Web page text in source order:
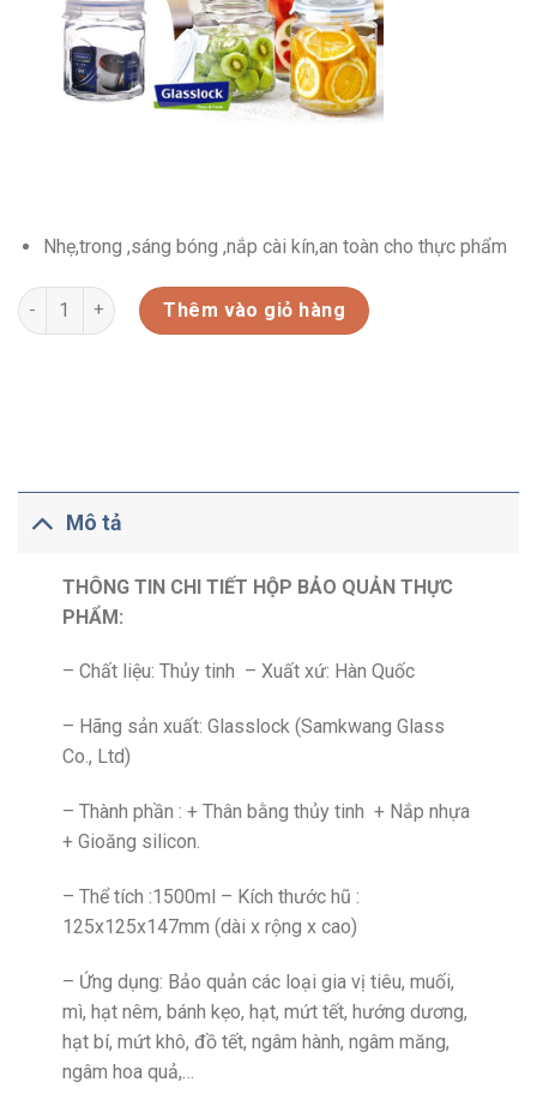
Nhẹ,trong ,sáng bóng ,nắp cài kín,an toàn cho thực phẩm
HŨ THỦY TINH NẮP CÀI (IP591) số lượng
Thêm vào giỏ hàng
Mô tả
THÔNG TIN CHI TIẾT HỘP BẢO QUẢN THỰC
PHẨM:
– Chất liệu: Thủy tinh – Xuất xứ: Hàn Quốc
– Hãng sản xuất: Glasslock (Samkwang Glass
Co., Ltd)
– Thành phần : + Thân bằng thủy tinh + Nắp nhựa
+ Gioăng silicon.
– Thể tích :1500ml – Kích thước hũ :
125x125x147mm (dài x rộng x cao)
– Ứng dụng: Bảo quản các loại gia vị tiêu, muối,
mì, hạt nêm, bánh kẹo, hạt, mứt tết, hướng dương,
hạt bí, mứt khô, đồ tết, ngâm hành, ngâm măng,
ngâm hoa quả,…